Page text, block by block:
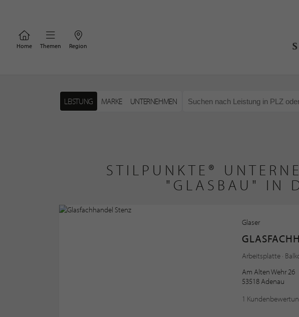
Home Themen Region
LEISTUNG MARKE UNTERNEHMEN
STILPUNKTE®
"GLASBAU" IN
Glaser
Arbeitsplatte ·
Am Alten Wehr 26
53518 Adenau
1